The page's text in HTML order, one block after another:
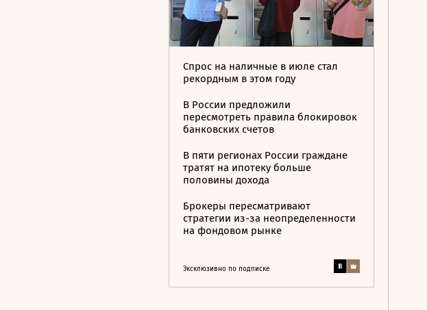
Спрос на наличные в июле стал
рекордным в этом году
В России предложили
пересмотреть правила блокировок
банковских счетов
В пяти регионах России граждане
тратят на ипотеку больше
половины дохода
Брокеры пересматривают
стратегии из-за неопределенности
на фондовом рынке
Эксклюзивно по подписке